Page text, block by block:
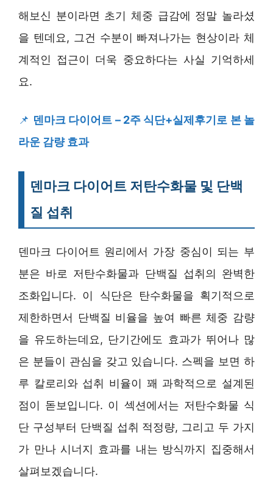
해보신 분이라면 초기 체중 급감에 정말 놀라셨
을 텐데요, 그건 수분이 빠져나가는 현상이라 체
계적인 접근이 더욱 중요하다는 사실 기억하세
요.
📌 덴마크 다이어트 – 2주 식단+실제후기로 본 놀
라운 감량 효과
덴마크 다이어트 저탄수화물 및 단백
질 섭취
덴마크 다이어트 원리에서 가장 중심이 되는 부
분은 바로 저탄수화물과 단백질 섭취의 완벽한
조화입니다. 이 식단은 탄수화물을 획기적으로
제한하면서 단백질 비율을 높여 빠른 체중 감량
을 유도하는데요, 단기간에도 효과가 뛰어나 많
은 분들이 관심을 갖고 있습니다. 스펙을 보면 하
루 칼로리와 섭취 비율이 꽤 과학적으로 설계된
점이 돋보입니다. 이 섹션에서는 저탄수화물 식
단 구성부터 단백질 섭취 적정량, 그리고 두 가지
가 만나 시너지 효과를 내는 방식까지 집중해서
살펴보겠습니다.